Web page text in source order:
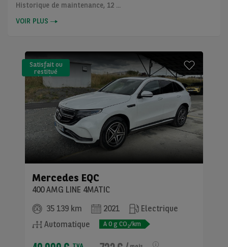
Historique de maintenance, 12 ...
VOIR PLUS
Satisfait ou
restitué
(LLD)*
Mercedes EQC
400 AMG LINE 4MATIC
35 139 km
2021
Electrique
Automatique
A 0 g CO2/km
TVA